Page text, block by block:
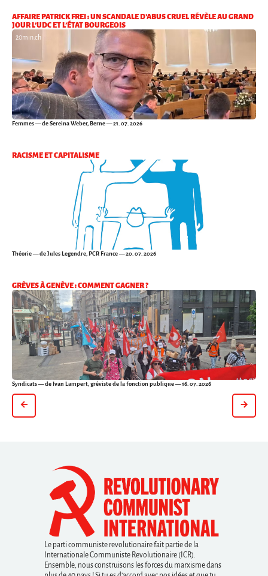
AFFAIRE PATRICK FREI : UN SCANDALE D’ABUS CRUEL RÉVÈLE AU GRAND
JOUR L’UDC ET L’ÉTAT BOURGEOIS
20min.ch
Femmes— de Sereina Weber, Berne — 21. 07. 2026
RACISME ET CAPITALISME
Théorie— de Jules Legendre, PCR France — 20. 07. 2026
GRÈVES À GENÈVE : COMMENT GAGNER ?
Syndicats— de Ivan Lampert, gréviste de la fonction publique — 16. 07. 2026
Le parti communiste revolutionaire fait partie de la
Internationale Communiste Revolutionaire (ICR).
Ensemble, nous construisons les forces du marxisme dans